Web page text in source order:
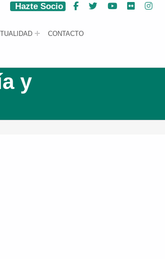
CONTACTO
Hazte Socio Facebook
Twitter YouTube
Flickr
y